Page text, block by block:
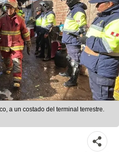
a un costado del terminal terrestre.